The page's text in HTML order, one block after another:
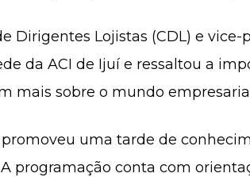
Dirigentes Lojistas (CDL) e
da ACI de Ijuí e ressaltou a
mais sobre o mundo
uma tarde de
programação conta com